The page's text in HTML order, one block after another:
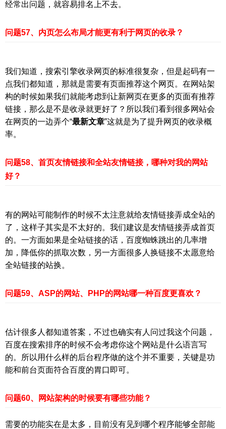
经常出问题，就容易排名上不去。
问题57、内页怎么布局才能更有利于网页的收录？
我们知道，搜索引擎收录网页的标准很复杂，但是起码有一
点我们都知道，那就是需要有页面推荐这个网页。在网站架
构的时候如果我们就能考虑到让新网页在更多的页面有推荐
链接，那么是不是收录就更好了？所以我们看到很多网站会
在网页的一边弄个“最新文章”这就是为了提升网页的收录概
率。
问题58、首页友情链接和全站友情链接，哪种对我的网站
好？
有的网站可能制作的时候不太注意就给友情链接弄成全站的
了，这样子其实是不太好的。我们建议是友情链接弄成首页
的。一方面如果是全站链接的话，百度蜘蛛跳出的几率增
加，降低你的抓取次数，另一方面很多人换链接不太愿意给
全站链接的站换。
问题59、ASP的网站、PHP的网站哪一种百度更喜欢？
估计很多人都知道答案，不过也确实有人问过我这个问题，
百度在搜索排序的时候不会考虑你这个网站是什么语言写
的。所以用什么样的后台程序做的这个并不重要，关键是功
能和前台页面符合百度的胃口即可。
问题60、网站架构的时候要有哪些功能？
需要的功能实在是太多，目前没有见到哪个程序能够全部能